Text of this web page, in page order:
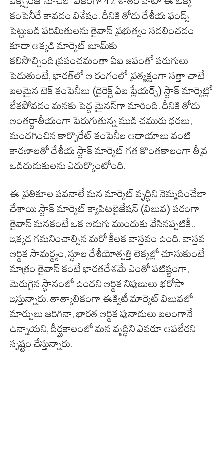
కంపెనీదే కావడం విశేషం. దీనికి తోడు దేశీయ ఫండ్స్
పెట్టుబడి పరిమితులను తైవాన్ ప్రభుత్వం సడలించడం
కూడా అక్కడి మార్కెట్ బూమ్‌కు
కలిసొచ్చింది.ప్రపంచమంతా ఏఐ జపంతో పరుగులు
పెడుతుంటే, భారత్‌లో ఆ రంగంలో ప్రత్యక్షంగా సత్తా చాటే
బలమైన టెక్ కంపెనీలు (డైరెక్ట్ ఏఐ ప్లేయర్స్) స్టాక్ మార్కెట్లో
లేకపోవడం మనకు పెద్ద మైనస్‌గా మారింది. దీనికి తోడు
అంతర్జాతీయంగా పెరుగుతున్న ముడి చమురు ధరలు,
మందగించిన కార్పొరేట్ కంపెనీల ఆదాయాలు వంటి
కారణాలతో దేశీయ స్టాక్ మార్కెట్ గత కొంతకాలంగా తీవ్ర
ఒడిదుడుకులను ఎదుర్కొంటోంది.
ఈ ప్రతికూల పవనాలే మన మార్కెట్ వృద్ధిని నెమ్మదించేలా
చేశాయి.స్టాక్ మార్కెట్ క్యాపిటలైజేషన్ (విలువ) పరంగా
తైవాన్ మనకంటే ఒక అడుగు ముందుకు వేసినప్పటికీ..
ఇక్కడ గమనించాల్సిన మరో కీలక వాస్తవం ఉంది. వాస్తవ
ఆర్థిక సామర్థ్యం, స్థూల దేశీయోత్పత్తి లెక్కల్లో చూసుకుంటే
మాత్రం తైవాన్ కంటే భారతదేశమే ఎంతో పటిష్టంగా,
మెరుగైన స్థానంలో ఉందని ఆర్థిక నిపుణులు భరోసా
ఇస్తున్నారు. తాత్కాలికంగా ఈక్విటీ మార్కెట్ విలువలో
మార్పులు జరిగినా, భారత ఆర్థిక పునాదులు బలంగానే
ఉన్నాయని, దీర్ఘకాలంలో మన వృద్ధిని ఎవరూ ఆపలేరని
స్పష్టం చేస్తున్నారు.